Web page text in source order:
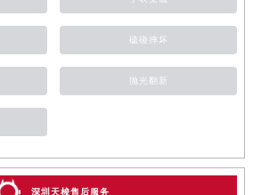
磕碰摔坏
抛光翻新
深圳天梭售后服务